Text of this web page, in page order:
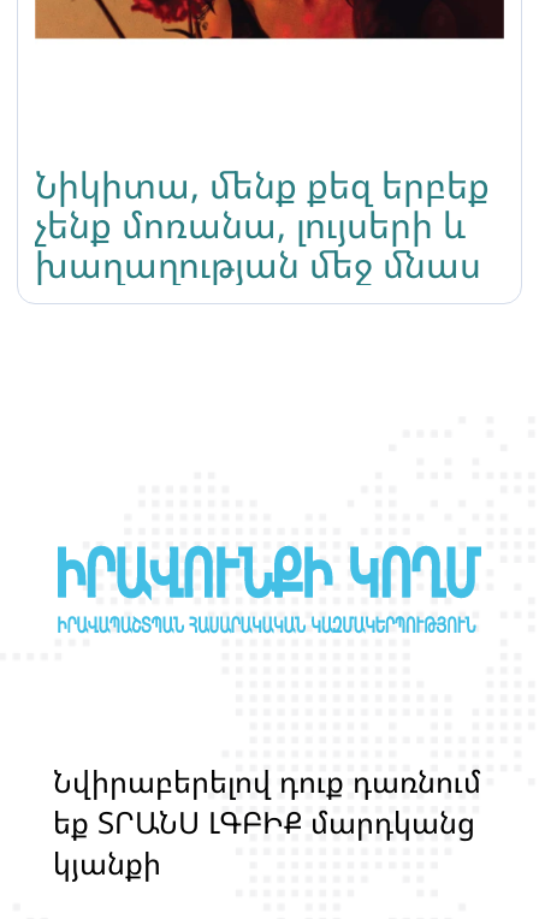
Նիկիտա, մենք քեզ երբեք
չենք մոռանա, լույսերի և
խաղաղության մեջ մնաս
Նվիրաբերելով դոք դառնոմ
եք ՏՐԱՆՍ ԼԳԲԻՔ մարդկանց
կյանքի